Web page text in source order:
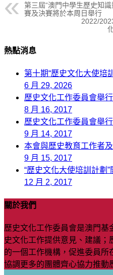
第三屆“澳門中學生歷史知識
賽及決賽將於本周日舉行
2022/
熱點消息
第十期“歷史文化大使培
6 月 29, 2026
歷史文化工作委員會舉
8 月 16, 2017
歷史文化工作委員會舉
9 月 14, 2017
本會與歷史教育工作者
9 月 15, 2017
“歷史文化大使培訓計劃”
12 月 2, 2017
關於我們
歷史文化工作委員會是澳門基
史文化工作提供意見、建議
的一個工作機構，促進委員所
協調更多的團體齊心協力推動